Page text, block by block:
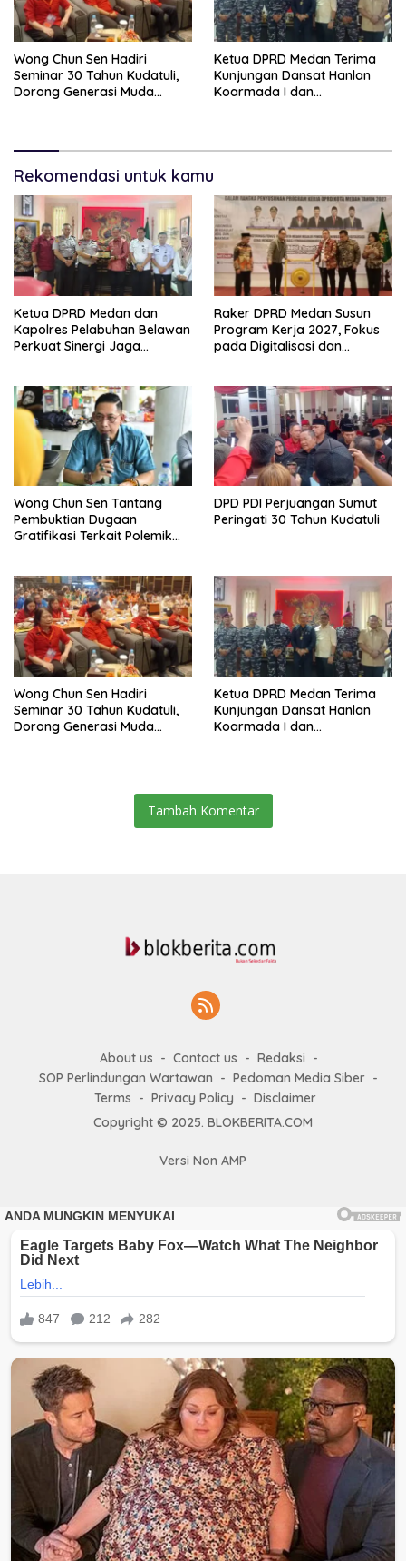
Wong Chun Sen Hadiri
Seminar 30 Tahun Kudatuli,
Dorong Generasi Muda
Ketua DPRD Medan Terima
Kunjungan Dansat Hanlan
Koarmada I dan
Rekomendasi untuk kamu
Ketua DPRD Medan dan
Kapolres Pelabuhan Belawan
Perkuat Sinergi Jaga
Belawan
Raker DPRD Medan Susun
Program Kerja 2027, Fokus
pada Digitalisasi dan
Wong Chun Sen Tantang
Pembuktian Dugaan
Gratifikasi Terkait Polemik
DPD PDI Perjuangan Sumut
Peringati 30 Tahun Kudatuli
Wong Chun Sen Hadiri
Seminar 30 Tahun Kudatuli,
Dorong Generasi Muda
Ketua DPRD Medan Terima
Kunjungan Dansat Hanlan
Koarmada I dan
Tambah Komentar
About us Contact us
Redaksi
SOP Perlindungan Wartawan
Pedoman Media Siber
Terms
Privacy Policy
Disclaimer
Copyright © 2025. BLOKBERITA.COM
Versi Non AMP